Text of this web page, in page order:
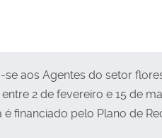
se aos Agentes do setor
2 de fevereiro e 15 de
é financiado pelo Plano de